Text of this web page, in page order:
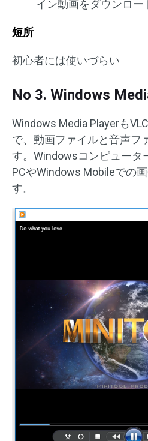
イン動画をダウンロー
短所
初心者には使いづらい
No 3. Windows
Windows Media Playerも
で、動画ファイルと音声フ
す。Windowsコンピュータ
PCやWindows Mobileでの
す。